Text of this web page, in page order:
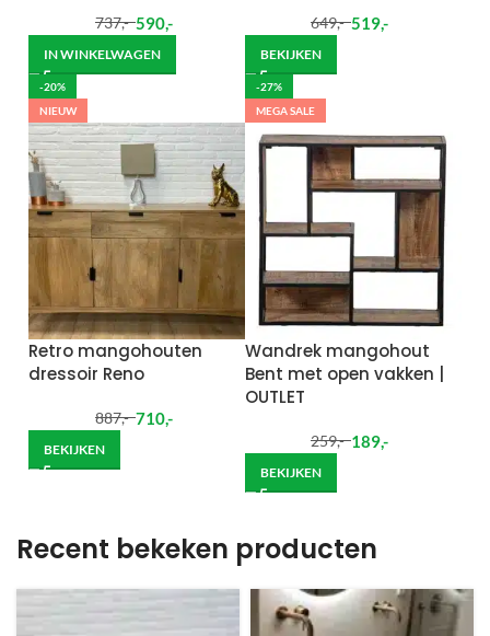
737,- 590,-
IN WINKELWAGEN
649,- 519,-
BEKIJKEN
-20%
NIEUW
Retro mangohouten
dressoir Reno
887,- 710,-
BEKIJKEN
-27%
MEGA SALE
Wandrek mangohout
Bent met open vakken |
OUTLET
259,- 189,-
BEKIJKEN
Recent bekeken producten